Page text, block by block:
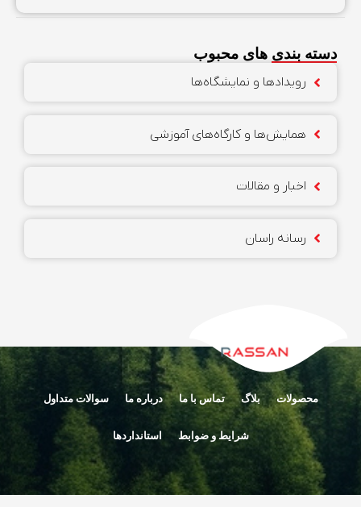
دسته بندی های محبوب
رویدادها و نمایشگاه‌ها
همایش‌ها و کارگاه‌های آموزشی
اخبار و مقالات
رسانه راسان
محصولات بلاگ تماس با ما درباره ما سوالات متداول
شرایط و ضوابط استانداردها